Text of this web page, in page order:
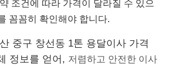
조건에 따라 가격이 달라질 수 있으
꼼꼼히 확인해야 합니다.
중구 창선동 1톤 용달이사 가격
정보를 얻어, 저렴하고 안전한 이사